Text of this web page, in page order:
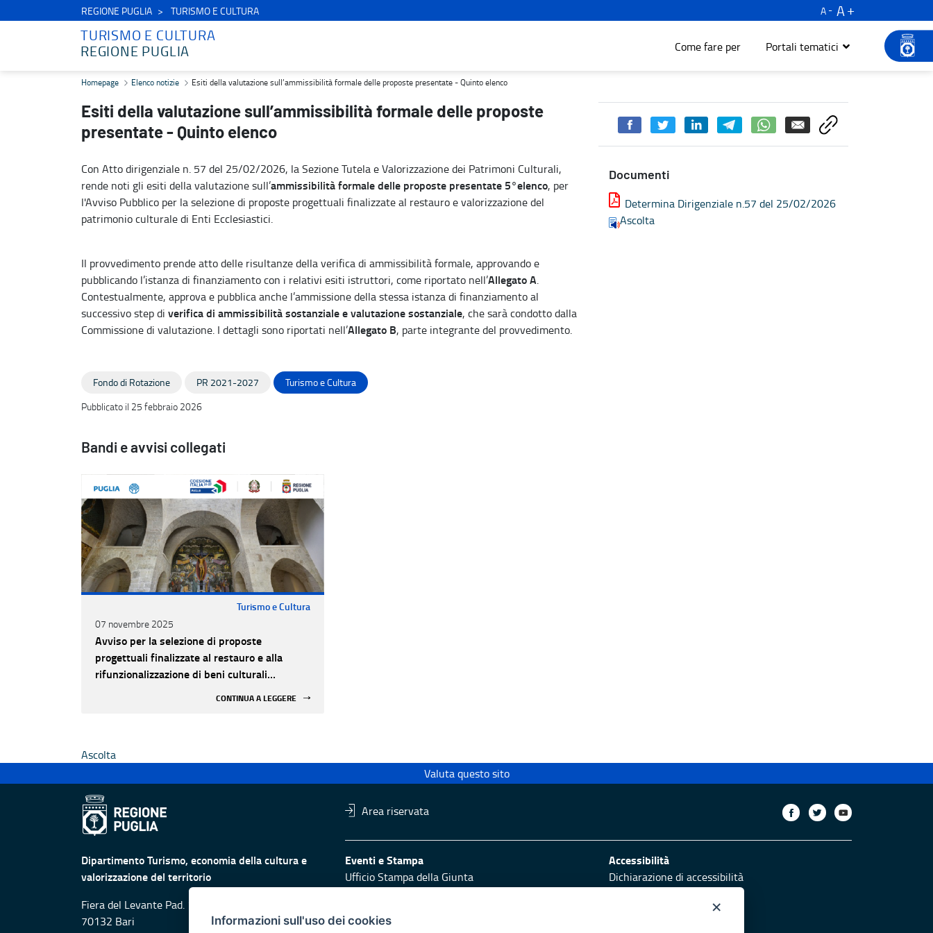
REGIONE PUGLIA TURISMO E CULTURA A
A
TURISMO E CULTURA
REGIONE PUGLIA
Come fare per Portali tematici
Esiti della valutazione sull’ammissibilità formale delle proposte presentate - Quinto elenco - Turismo e cultura
Homepage Elenco notizie Esiti della valutazione sull’ammissibilità formale delle proposte presentate - Quinto elenco
Esiti della valutazione sull’ammissibilità formale delle proposte
presentate - Quinto elenco
Con Atto dirigenziale n. 57 del 25/02/2026, la Sezione Tutela e Valorizzazione dei Patrimoni Culturali,
rende noti gli esiti della valutazione sull’ammissibilità formale delle proposte presentate 5°elenco, per
l'Avviso Pubblico per la selezione di proposte progettuali finalizzate al restauro e valorizzazione del
patrimonio culturale di Enti Ecclesiastici.
Il provvedimento prende atto delle risultanze della verifica di ammissibilità formale, approvando e
pubblicando l’istanza di finanziamento con i relativi esiti istruttori, come riportato nell’Allegato A.
Contestualmente, approva e pubblica anche l’ammissione della stessa istanza di finanziamento al
successivo step di verifica di ammissibilità sostanziale e valutazione sostanziale, che sarà condotto dalla
Commissione di valutazione. I dettagli sono riportati nell’Allegato B, parte integrante del provvedimento.
Documenti
Determina Dirigenziale n.57 del 25/02/2026
Ascolta
Fondo di Rotazione PR 2021-2027
Turismo e Cultura
Pubblicato il 25 febbraio 2026
Bandi e avvisi collegati
Turismo e Cultura
07 novembre 2025
Avviso per la selezione di proposte
progettuali finalizzate al restauro e alla
rifunzionalizzazione di beni culturali
CONTINUA A LEGGERE
Ascolta
Valuta questo sito
Area riservata
Dipartimento Turismo, economia della cultura e
valorizzazione del territorio
Fiera del Levante Pad. 107, Lungomare Starita -
70132 Bari
Eventi e Stampa
Ufficio Stampa della Giunta
Press Regione
Accessibilità
Dichiarazione di accessibilità
Obiettivi di accessibilità
×
Informazioni sull'uso dei cookies